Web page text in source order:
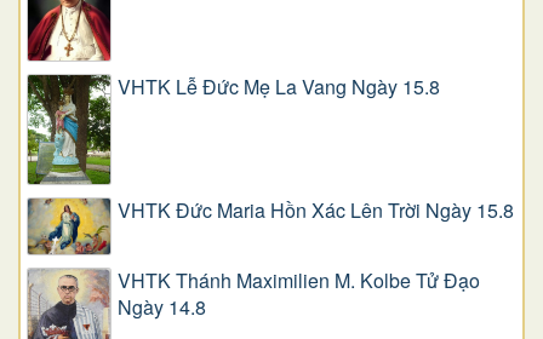
VHTK Lễ Đức Mẹ La Vang Ngày 15.8
VHTK Đức Maria Hồn Xác Lên Trời Ngày 15.8
VHTK Thánh Maximilien M. Kolbe Tử Đạo
Ngày 14.8